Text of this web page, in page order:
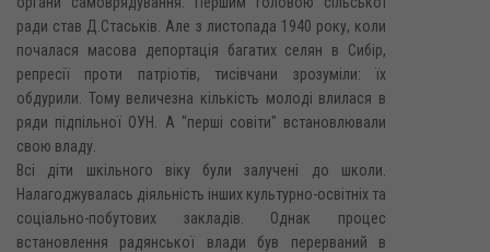
ради став Д.Стаськів. Але з листопада 1940 року, коли
почалася масова депортація багатих селян в Сибір,
репресії проти патріотів, тисівчани зрозуміли: їх
обдурили. Тому величезна кількість молоді влилася в
ряди підпільної ОУН. А "перші совіти" встановлювали
свою владу.
Всі діти шкільного віку були залучені до школи.
Налагоджувалась діяльність інших культурно-освітніх та
соціально-побутових закладів. Однак процес
встановлення радянської влади був перерваний в